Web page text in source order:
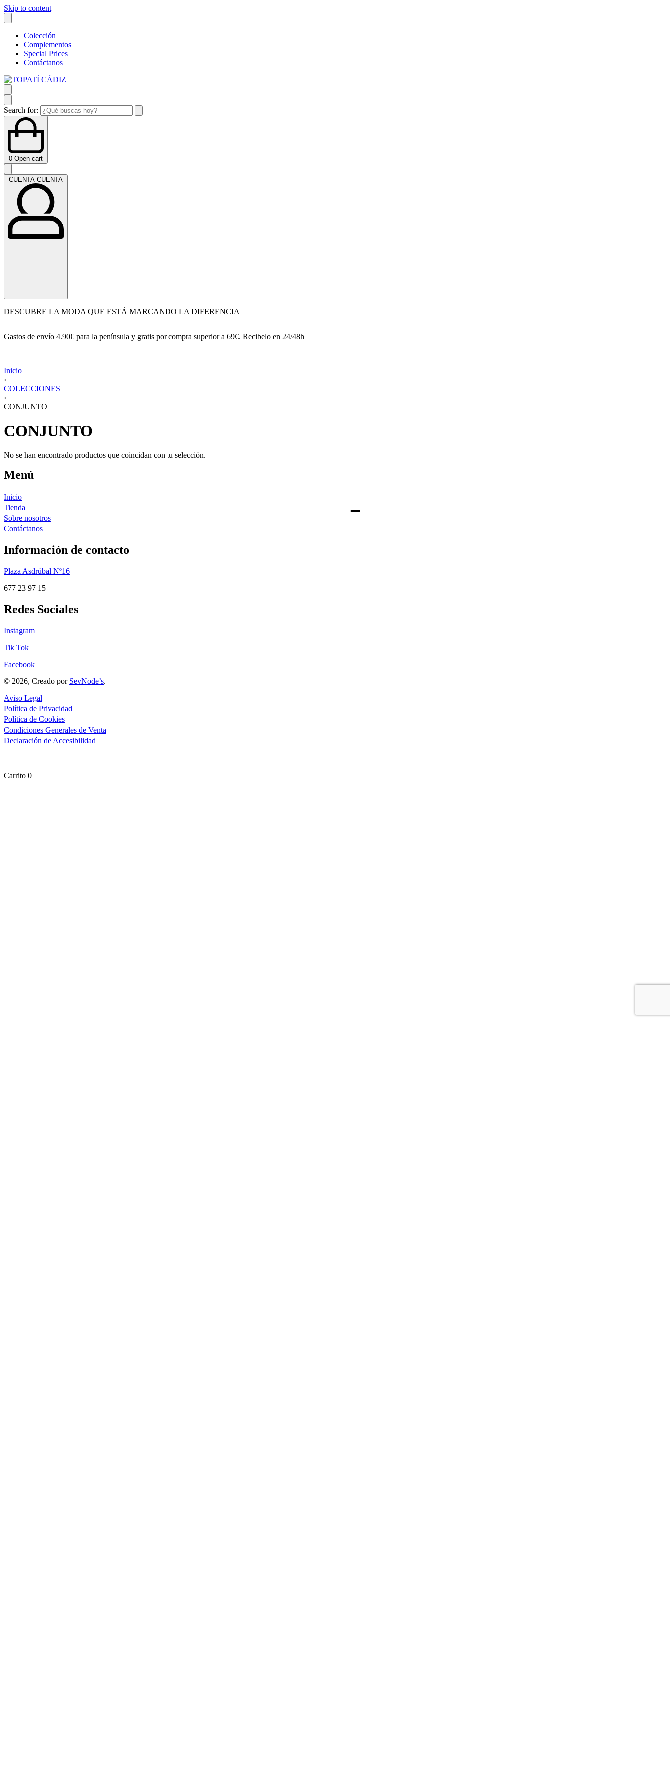
Skip to content
Colección
Complementos
Special Prices
Contáctanos
Search for:
0 Open cart
CUENTA CUENTA
DESCUBRE LA MODA QUE ESTÁ MARCANDO LA DIFERENCIA
Gastos de envío 4.90€ para la península y gratis por compra superior a 69€. Recibelo en 24/48h
Inicio
›
COLECCIONES
›
CONJUNTO
CONJUNTO
No se han encontrado productos que coincidan con tu selección.
Menú
Inicio
Tienda
Sobre nosotros
Contáctanos
Información de contacto
Plaza Asdrúbal Nº16
677 23 97 15
Redes Sociales
Instagram
Tik Tok
Facebook
© 2026, Creado por SevNode’s.
Aviso Legal
Política de Privacidad
Política de Cookies
Condiciones Generales de Venta
Declaración de Accesibilidad
Carrito 0